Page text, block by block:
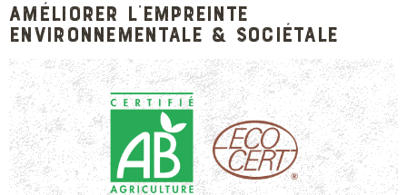
Améliorer l'empreinte
environnementale & sociétale
DOCUMENT PDF